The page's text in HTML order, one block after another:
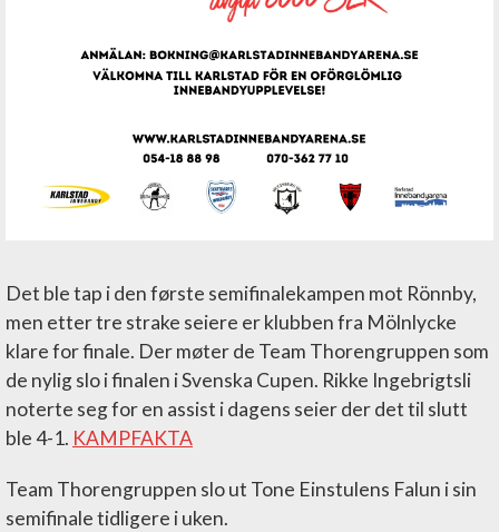
Det ble tap i den første semifinalekampen mot Rönnby,
men etter tre strake seiere er klubben fra Mölnlycke
klare for finale. Der møter de Team Thorengruppen som
de nylig slo i finalen i Svenska Cupen. Rikke Ingebrigtsli
noterte seg for en assist i dagens seier der det til slutt
ble 4-1. KAMPFAKTA
Team Thorengruppen slo ut Tone Einstulens Falun i sin
semifinale tidligere i uken.